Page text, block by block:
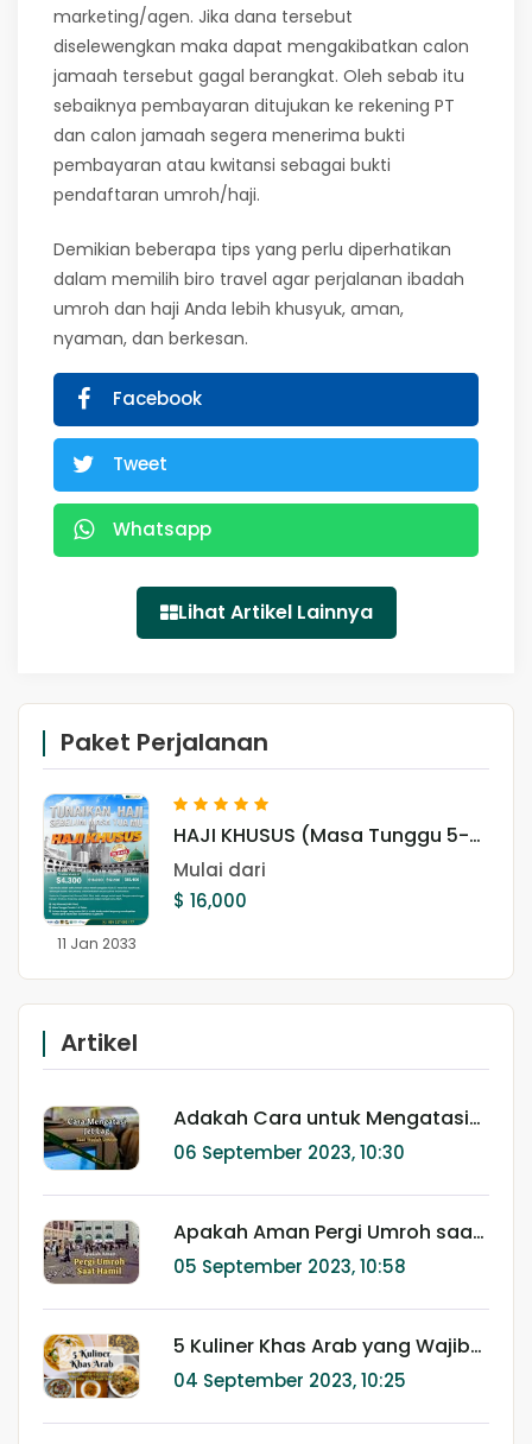
marketing/agen. Jika dana tersebut
diselewengkan maka dapat mengakibatkan calon
jamaah tersebut gagal berangkat. Oleh sebab itu
sebaiknya pembayaran ditujukan ke rekening PT
dan calon jamaah segera menerima bukti
pembayaran atau kwitansi sebagai bukti
pendaftaran umroh/haji.
Demikian beberapa tips yang perlu diperhatikan
dalam memilih biro travel agar perjalanan ibadah
umroh dan haji Anda lebih khusyuk, aman,
nyaman, dan berkesan.
Facebook
Tweet
Whatsapp
Lihat Artikel Lainnya
Paket Perjalanan
11 Jan 2033
HAJI KHUSUS (Masa Tunggu 5-7
Tahun) Kuota Kemenag
Indonesia
Mulai dari
$ 16,000
Artikel
Adakah Cara untuk Mengatasi
Jet Lag saat Ibadah Umroh?
Simak Penjelasannya Disini!
06 September 2023, 10:30
Apakah Aman Pergi Umroh saat
Hamil? Simak Penjelasannya
Disini!
05 September 2023, 10:58
5 Kuliner Khas Arab yang Wajib
Anda Cicipi saat Berada di
Tanah Suci
04 September 2023, 10:25